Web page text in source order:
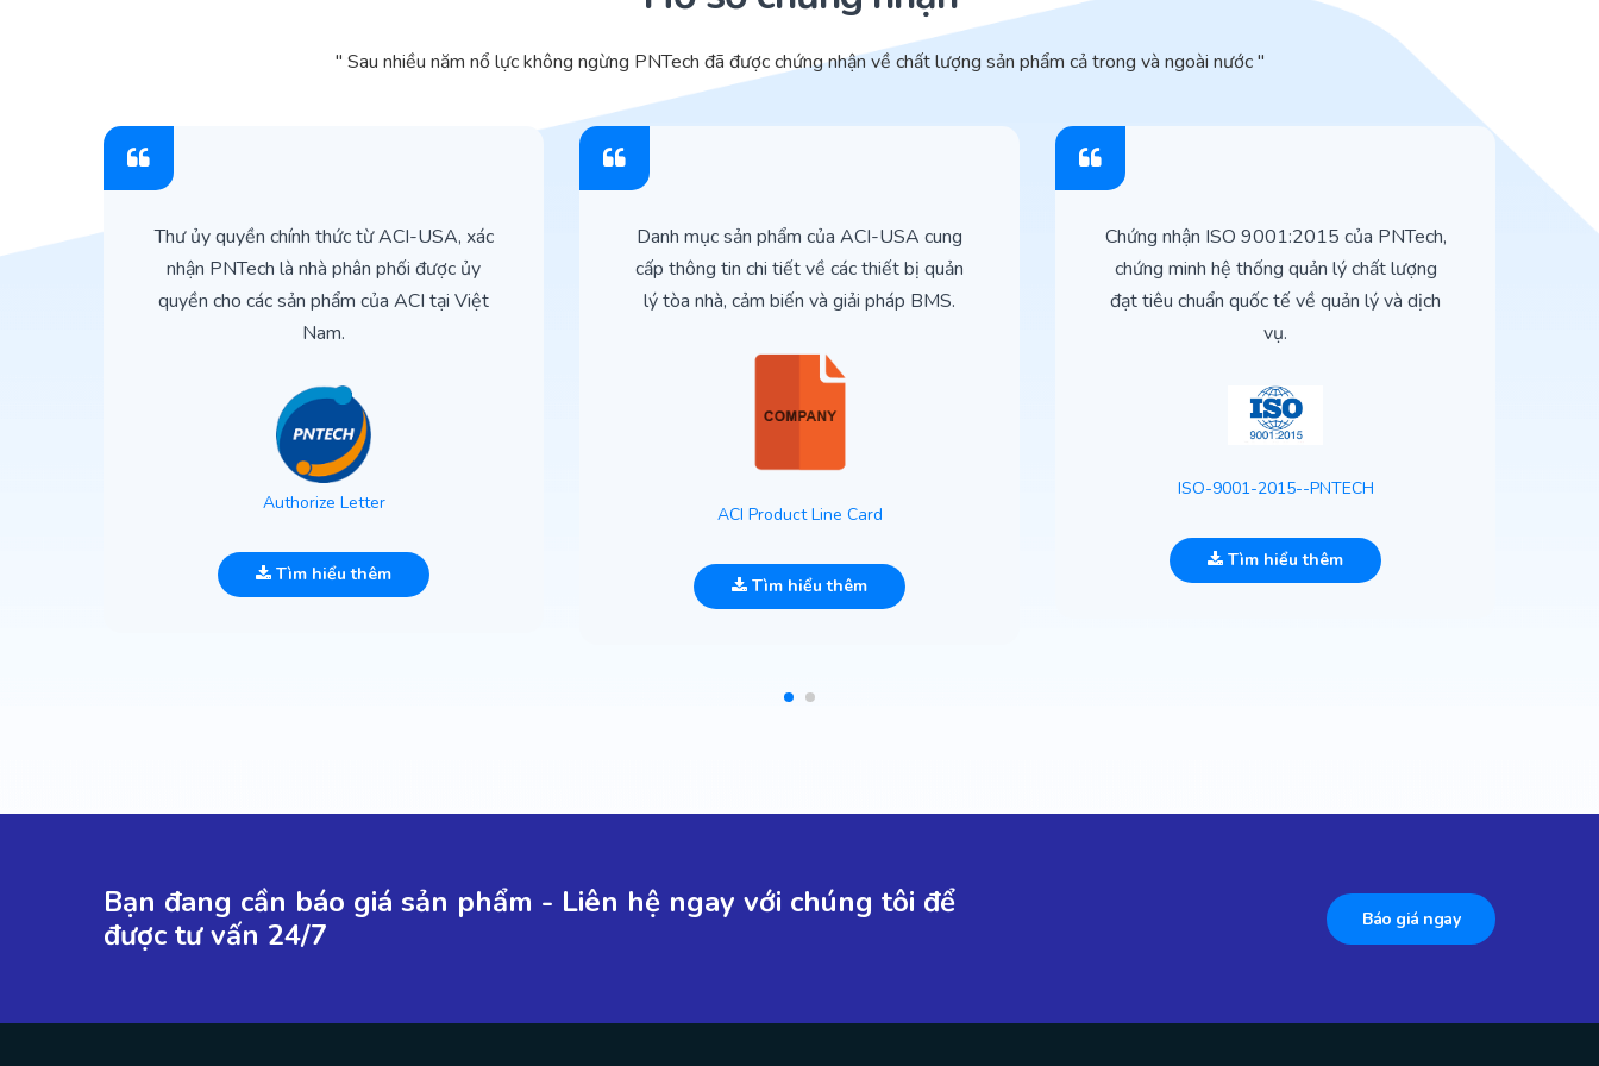
" Sau nhiều năm nổ lực không ngừng PNTech đã được chứng nhận về chất lượng sản phẩm cả trong và ngoài nước "
Thư ủy quyền chính thức từ ACI-USA, xác
nhận PNTech là nhà phân phối được ủy
quyền cho các sản phẩm của ACI tại Việt
Nam.
Authorize Letter
Tìm hiểu thêm
Danh mục sản phẩm của ACI-USA cung
cấp thông tin chi tiết về các thiết bị quản
lý tòa nhà, cảm biến và giải pháp BMS.
ACI Product Line Card
Tìm hiểu thêm
Chứng nhận ISO 9001:2015 của PNTech,
chứng minh hệ thống quản lý chất lượng
đạt tiêu chuẩn quốc tế về quản lý và dịch
vụ.
ISO-9001-2015--PNTECH
Tìm hiểu thêm
Bạn đang cần báo giá sản phẩm - Liên hệ ngay với chúng tôi để
được tư vấn 24/7
Báo giá ngay